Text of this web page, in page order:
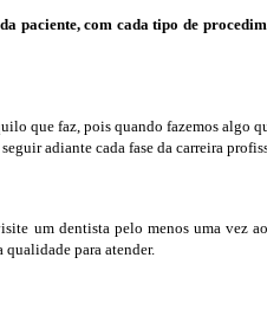
paciente, com cada tipo de
que faz, pois quando fazemos
adiante cada fase da carreira
um dentista pelo menos uma vez
qualidade para atender.